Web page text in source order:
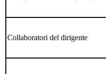
Collaboratori del dirigente